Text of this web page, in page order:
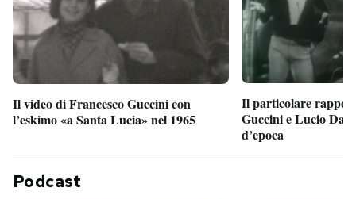
Il video di Francesco Guccini con
l’eskimo «a Santa Lucia» nel 1965
Il particolare
Guccini e Lucio
d’epoca
Podcast